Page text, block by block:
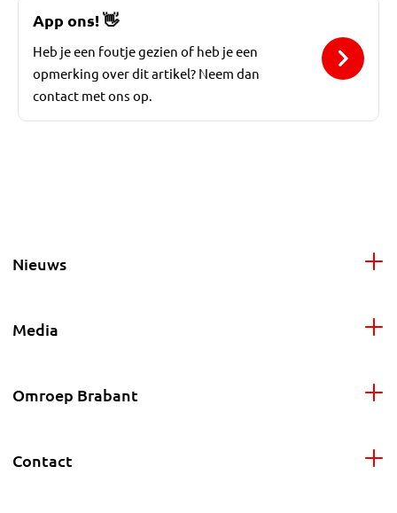
App ons!👋
Heb je een foutje gezien of heb je een
opmerking over dit artikel? Neem dan
contact met ons op.
Nieuws
Media
Omroep Brabant
Contact